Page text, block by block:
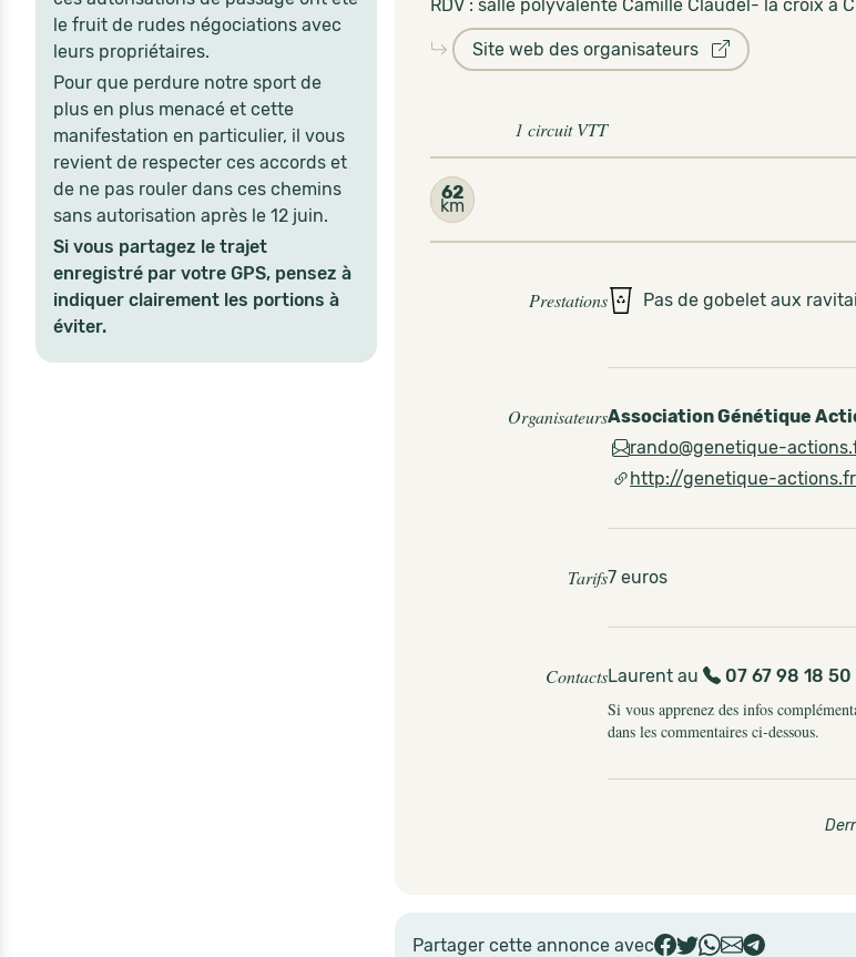
le fruit de rudes négociations avec
leurs propriétaires.
Pour que perdure notre sport de
plus en plus menacé et cette
manifestation en particulier, il vous
revient de respecter ces accords et
de ne pas rouler dans ces chemins
sans autorisation après le 12 juin.
Si vous partagez le trajet
enregistré par votre GPS, pensez à
indiquer clairement les portions à
éviter.
RDV : salle polyvalente Camille Claudel- la croix à
Site web des organisateurs
1 circuit VTT
62
km
Prestations Pas de gobelet aux
OrganisateursAssociation Génétique
rando@genetique-
http://genetique-actions.fr
Tarifs7 euros
ContactsLaurent au
07 67 98 18 50
Si vous apprenez des infos
dans les commentaires ci-dessous.
Partager cette annonce avec